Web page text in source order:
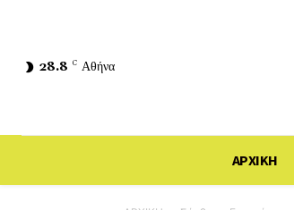
28.8 C Αθήνα
ΑΡΧΙΚΗ